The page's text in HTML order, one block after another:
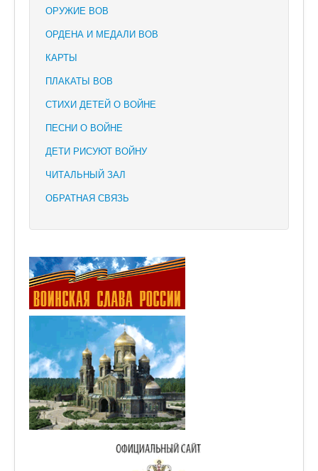
ОРУЖИЕ ВОВ
ОРДЕНА И МЕДАЛИ ВОВ
КАРТЫ
ПЛАКАТЫ ВОВ
СТИХИ ДЕТЕЙ О ВОЙНЕ
ПЕСНИ О ВОЙНЕ
ДЕТИ РИСУЮТ ВОЙНУ
ЧИТАЛЬНЫЙ ЗАЛ
ОБРАТНАЯ СВЯЗЬ